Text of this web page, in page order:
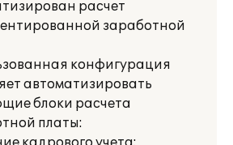
расчет
заработной
конфигурация
автоматизировать
блоки расчета
платы: